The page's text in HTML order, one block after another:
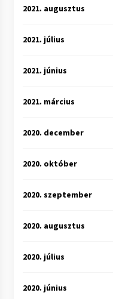
2021. augusztus
2021. július
2021. június
2021. március
2020. december
2020. október
2020. szeptember
2020. augusztus
2020. július
2020. június